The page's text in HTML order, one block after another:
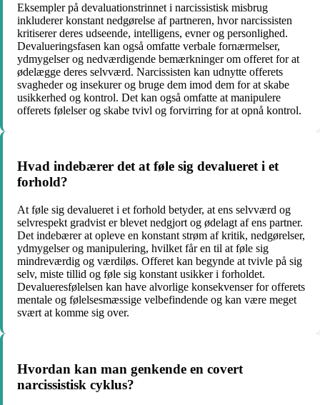
Eksempler på devaluationstrinnet i narcissistisk misbrug
inkluderer konstant nedgørelse af partneren, hvor narcissisten
kritiserer deres udseende, intelligens, evner og personlighed.
Devalueringsfasen kan også omfatte verbale fornærmelser,
ydmygelser og nedværdigende bemærkninger om offeret for at
ødelægge deres selvværd. Narcissisten kan udnytte offerets
svagheder og insekurer og bruge dem imod dem for at skabe
usikkerhed og kontrol. Det kan også omfatte at manipulere
offerets følelser og skabe tvivl og forvirring for at opnå kontrol.
Hvad indebærer det at føle sig devalueret i et
forhold?
At føle sig devalueret i et forhold betyder, at ens selvværd og
selvrespekt gradvist er blevet nedgjort og ødelagt af ens partner.
Det indebærer at opleve en konstant strøm af kritik, nedgørelser,
ydmygelser og manipulering, hvilket får en til at føle sig
mindreværdig og værdiløs. Offeret kan begynde at tvivle på sig
selv, miste tillid og føle sig konstant usikker i forholdet.
Devalueresfølelsen kan have alvorlige konsekvenser for offerets
mentale og følelsesmæssige velbefindende og kan være meget
svært at komme sig over.
Hvordan kan man genkende en covert
narcissistisk cyklus?